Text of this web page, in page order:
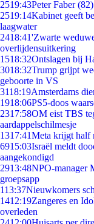
2519:43Peter Faber
2519:14Kabinet geeft
laagwater
2418:41'Zwarte
overlijdensuitkering
1518:32Ontslagen bij
3018:32Trump grijpt
geboorte in VS
3118:19Amsterdams
1918:06PS5-doos
2317:58OM eist TBS
aardappelschilmesje
1317:41Meta krijgt half
6915:03Israël meldt
aangekondigd
2913:48NPO-manager
groepsapp
113:37Nieuwkomers
1412:19Zangeres en
overleden